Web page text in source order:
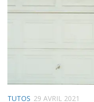
TUTOS 29 AVRIL 2021